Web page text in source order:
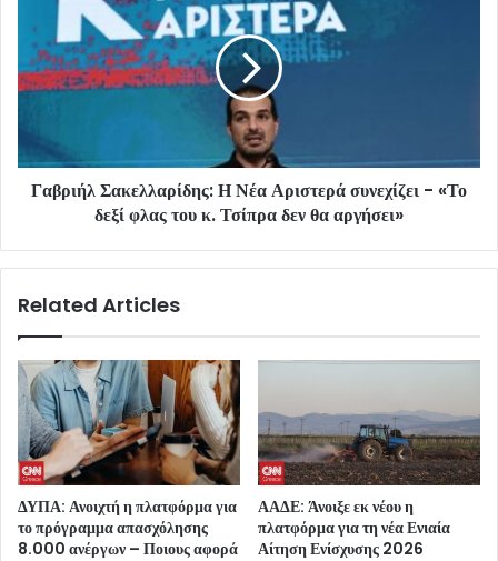
Γαβριήλ Σακελλαρίδης: Η Νέα Αριστερά συνεχίζει - «Το
δεξί φλας του κ. Τσίπρα δεν θα αργήσει»
Related Articles
ΔΥΠΑ: Ανοιχτή η πλατφόρμα για
το πρόγραμμα απασχόλησης
8.000 ανέργων – Ποιους αφορά
ΑΑΔΕ: Άνοιξε εκ νέου η
πλατφόρμα για τη νέα Ενιαία
Αίτηση Ενίσχυσης 2026